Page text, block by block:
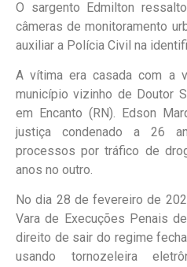
O sargento Edmilton
câmeras de monitoramento
auxiliar a Polícia Civil na
A vítima era casada com a
município vizinho de Doutor
em Encanto (RN). Edson
justiça condenado a 26
processos por tráfico de
anos no outro.
No dia 28 de fevereiro de
Vara de Execuções Penais
direito de sair do regime
usando tornozeleira